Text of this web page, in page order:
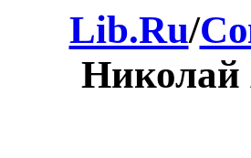
Lib.Ru/
Николай